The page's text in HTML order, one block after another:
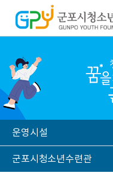
운영시설
군포시청소년수련관